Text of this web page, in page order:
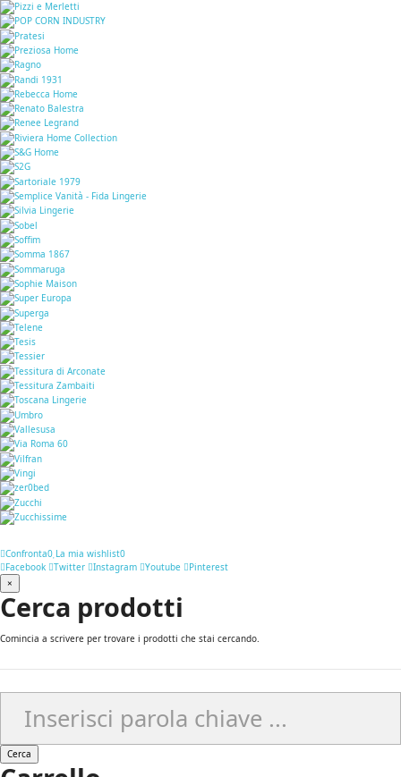
Confronta0 La mia wishlist0
Facebook
Twitter Instagram Youtube
Pinterest
×
Cerca prodotti
Comincia a scrivere per trovare i prodotti che stai cercando.
Cerca